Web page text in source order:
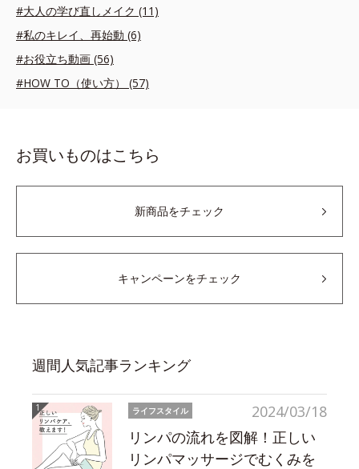
#大人の学び直しメイク (11)
#私のキレイ、再始動 (6)
#お役立ち動画 (56)
#HOW TO（使い方） (57)
お買いものはこちら
新商品をチェック
キャンペーンをチェック
週間人気記事ランキング
2024/03/18
ライフスタイル
リンパの流れを図解！正しい
リンパマッサージでむくみを